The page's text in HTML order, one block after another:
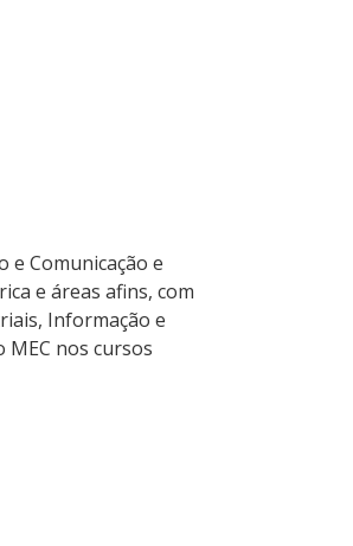
e Comunicação e
e áreas afins, com
Informação e
nos cursos